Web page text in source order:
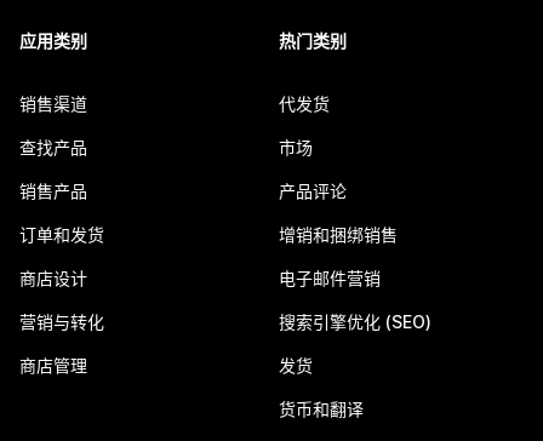
应用类别
销售渠道
查找产品
销售产品
订单和发货
商店设计
营销与转化
商店管理
热门类别
代发货
市场
产品评论
增销和捆绑销售
电子邮件营销
搜索引擎优化 (SEO)
发货
货币和翻译